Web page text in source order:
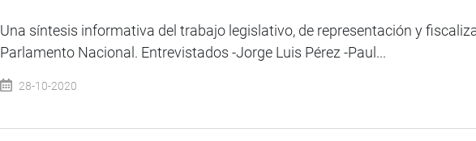
Una síntesis informativa del trabajo legislativo, de representación y
Parlamento Nacional. Entrevistados -Jorge Luis Pérez -Paul...
28-10-2020